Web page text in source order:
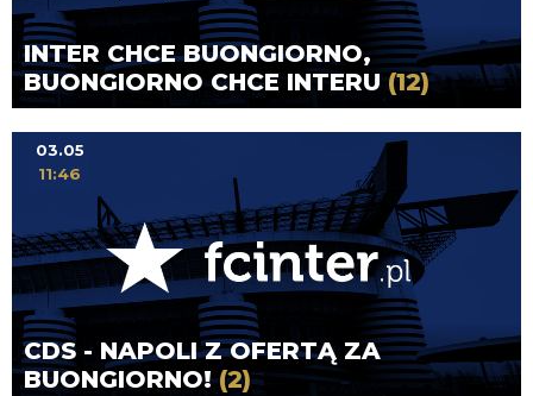
INTER CHCE BUONGIORNO,
BUONGIORNO CHCE INTERU (12)
CDS - NAPOLI Z OFERTĄ ZA
BUONGIORNO!(2)
03.05
11:46